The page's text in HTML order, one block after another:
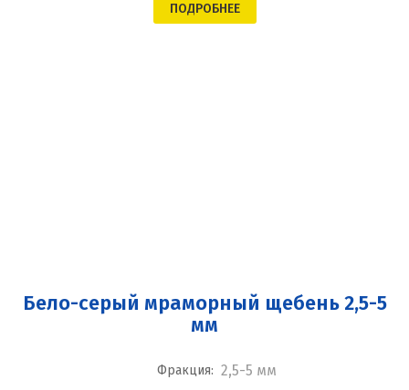
ПОДРОБНЕЕ
Бело-серый мраморный щебень 2,5-5
мм
Фракция: 2,5-5 мм